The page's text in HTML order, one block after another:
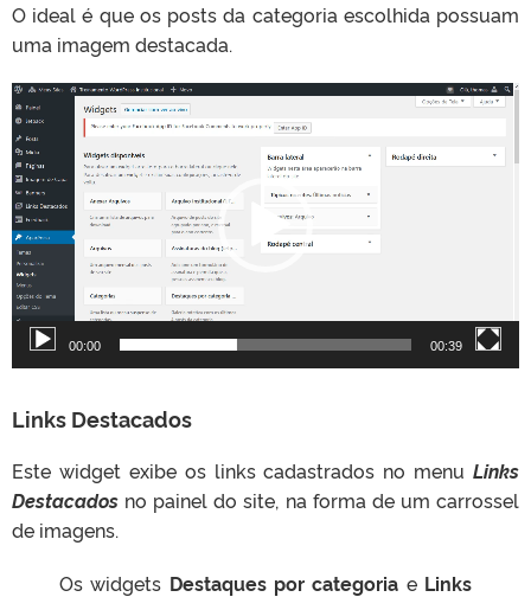
O ideal é que os posts da categoria escolhida possuam
uma imagem destacada.
T
o
c
a
d
o
r
d
e
v
e
o
00:00 00:39
Links Destacados
Este widget exibe os links cadastrados no menu Links
Destacados no painel do site, na forma de um carrossel
de imagens.
Os widgets Destaques por categoria e Links